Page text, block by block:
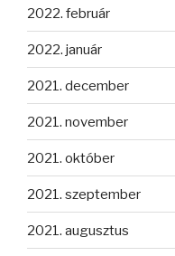
2022. február
2022. január
2021. december
2021. november
2021. október
2021. szeptember
2021. augusztus